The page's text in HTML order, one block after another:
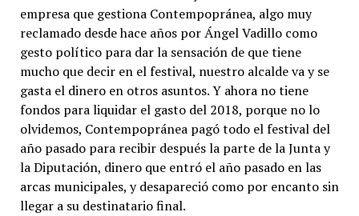
empresa que gestiona Contempopránea, algo muy
reclamado desde hace años por Ángel Vadillo como
gesto político para dar la sensación de que tiene
mucho que decir en el festival, nuestro alcalde va y se
gasta el dinero en otros asuntos. Y ahora no tiene
fondos para liquidar el gasto del 2018, porque no lo
olvidemos, Contempopránea pagó todo el festival del
año pasado para recibir después la parte de la Junta y
la Diputación, dinero que entró el año pasado en las
arcas municipales, y desapareció como por encanto sin
llegar a su destinatario final.